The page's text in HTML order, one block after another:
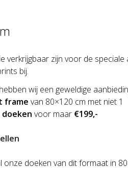
verkrijgbaar zijn voor de
bij.
hebben wij een geweldige
frame van 80×120 cm met niet 1
doeken voor maar €199,-
onze doeken van dit formaat in